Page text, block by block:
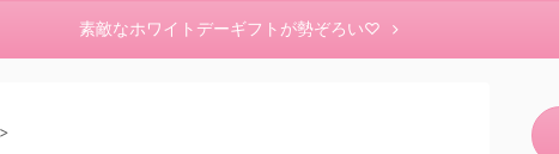
素敵なホワイトデーギフトが勢ぞろい♡
>